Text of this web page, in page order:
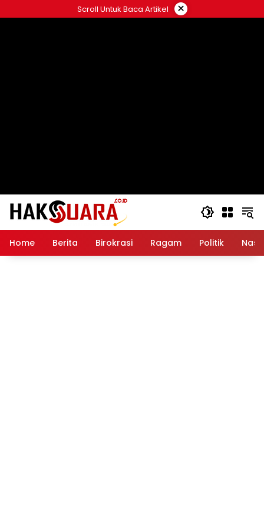
ke
Scroll Untuk Baca Artikel ×
Home Berita Birokrasi Ragam Politik